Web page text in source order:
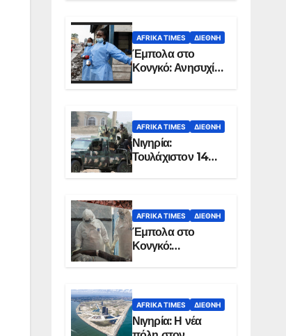
Σομαλία
AFRIKA TIMES ΔΙΕΘΝΉ
Έμπολα στο
Κονγκό: Ανησυχία
για τη μεγάλη
AFRIKA TIMES ΔΙΕΘΝΉ
Νιγηρία:
Τουλάχιστον 14
νεκροί από
στην Οτούκπο
AFRIKA TIMES ΔΙΕΘΝΉ
Έμπολα στο
Κονγκό:
Ξεπέρασαν τους
AFRIKA TIMES ΔΙΕΘΝΉ
Νιγηρία: Η νέα